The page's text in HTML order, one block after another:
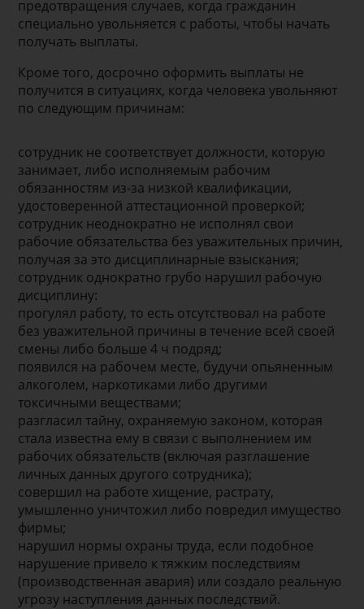
предотвращения случаев, когда гражданин
специально увольняется с работы, чтобы начать
получать выплаты.
Кроме того, досрочно оформить выплаты не
получится в ситуациях, когда человека увольняют
по следующим причинам:
сотрудник не соответствует должности, которую
занимает, либо исполняемым рабочим
обязанностям из-за низкой квалификации,
удостоверенной аттестационной проверкой;
сотрудник неоднократно не исполнял свои
рабочие обязательства без уважительных причин,
получая за это дисциплинарные взыскания;
сотрудник однократно грубо нарушил рабочую
дисциплину:
прогулял работу, то есть отсутствовал на работе
без уважительной причины в течение всей своей
смены либо больше 4 ч подряд;
появился на рабочем месте, будучи опьяненным
алкоголем, наркотиками либо другими
токсичными веществами;
разгласил тайну, охраняемую законом, которая
стала известна ему в связи с выполнением им
рабочих обязательств (включая разглашение
личных данных другого сотрудника);
совершил на работе хищение, растрату,
умышленно уничтожил либо повредил имущество
фирмы;
нарушил нормы охраны труда, если подобное
нарушение привело к тяжким последствиям
(производственная авария) или создало реальную
угрозу наступления данных последствий.